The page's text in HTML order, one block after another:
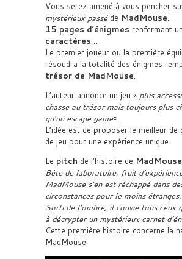
Vous serez amené à vous pencher
mystérieux passéde MadMouse.
15 pages d’énigmes renfermant un
caractères…
Le premier joueur ou la première
résoudra la totalité des énigmes
trésor de MadMouse.
L’auteur annonce un jeu « plus
chasse au trésor mais toujours plus
qu’un escape game« .
L’idée est de proposer le meilleur de
de jeu pour une expérience unique.
Le pitch de l’histoire de MadMouse
Bête de laboratoire, fruit
MadMouse s’en est réchappé dans
circonstances pour le moins
Sorti de l’ombre, il convie tous ceux
à décrypter un mystérieux carnet
Cette première histoire concerne la
MadMouse.